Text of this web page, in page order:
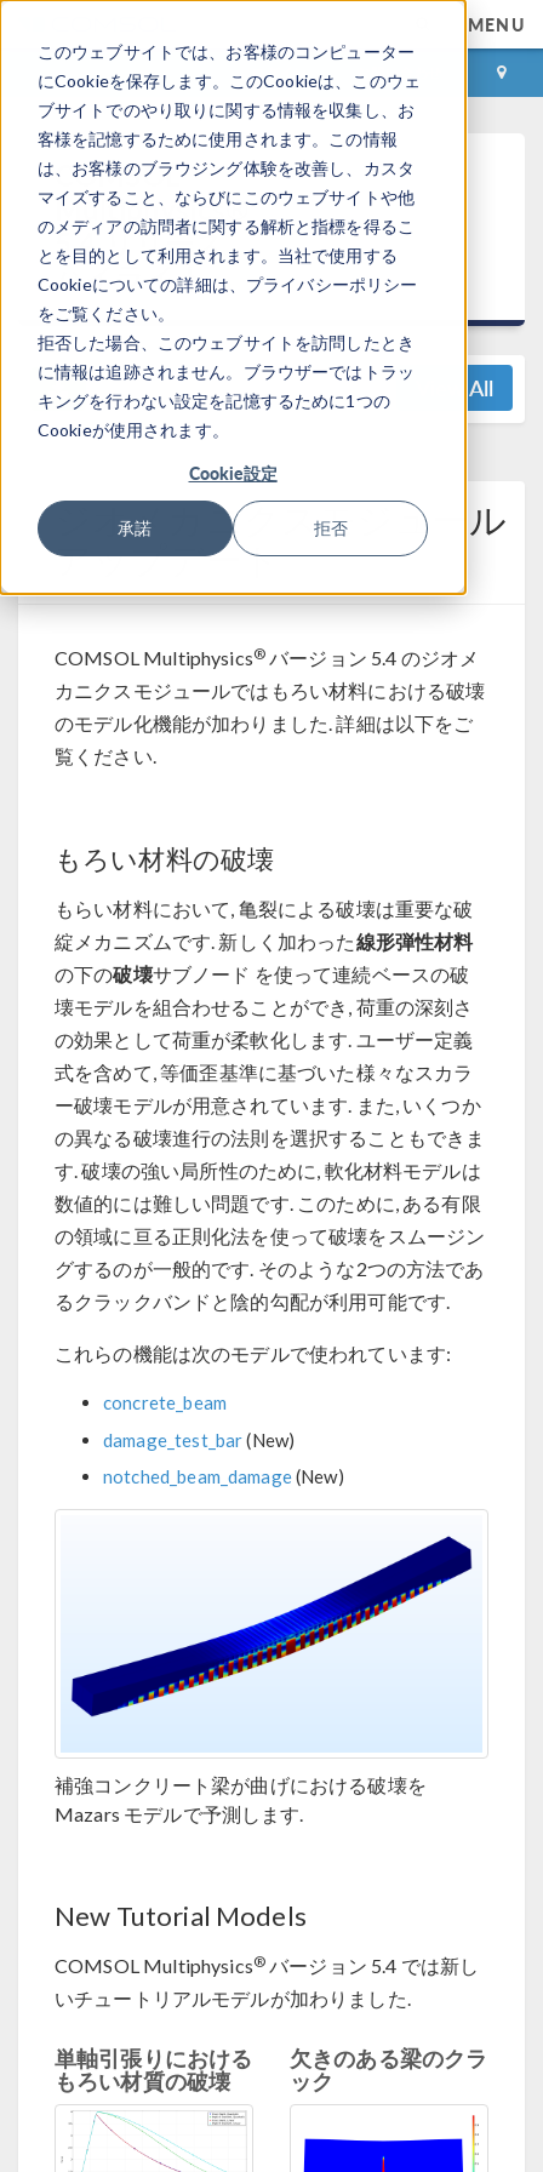
このウェブサイトでは、お客様のコンピューター
にCookieを保存します。このCookieは、このウェ
ブサイトでのやり取りに関する情報を収集し、お
客様を記憶するために使用されます。この情報
は、お客様のブラウジング体験を改善し、カスタ
マイズすること、ならびにこのウェブサイトや他
のメディアの訪問者に関する解析と指標を得るこ
とを目的として利用されます。当社で使用する
Cookieについての詳細は、プライバシーポリシー
をご覧ください。
拒否した場合、このウェブサイトを訪問したとき
に情報は追跡されません。ブラウザーではトラッ
キングを行わない設定を記憶するために1つの
Cookieが使用されます。
Cookie設定
承諾 拒否
MENU
ログイン お問い合わせ
COMSOL
Multiphysics®
5.4 リリース
ハイライト
View All
ジオメカニクスモジュール
アップデート
COMSOL Multiphysics® バージョン 5.4 のジオメ
カニクスモジュールではもろい材料における破壊
のモデル化機能が加わりました. 詳細は以下をご
覧ください.
もろい材料の破壊
もらい材料において, 亀裂による破壊は重要な破
綻メカニズムです. 新しく加わった線形弾性材料
の下の破壊サブノード を使って連続ベースの破
壊モデルを組合わせることができ, 荷重の深刻さ
の効果として荷重が柔軟化します. ユーザー定義
式を含めて, 等価歪基準に基づいた様々なスカラ
ー破壊モデルが用意されています. また, いくつか
の異なる破壊進行の法則を選択することもできま
す. 破壊の強い局所性のために, 軟化材料モデルは
数値的には難しい問題です. このために, ある有限
の領域に亘る正則化法を使って破壊をスムージン
グするのが一般的です. そのような2つの方法であ
るクラックバンドと陰的勾配が利用可能です.
これらの機能は次のモデルで使われています:
concrete_beam
damage_test_bar(New)
notched_beam_damage(New)
補強コンクリート梁が曲げにおける破壊を
Mazars モデルで予測します.
New Tutorial Models
COMSOL Multiphysics® バージョン 5.4 では新し
いチュートリアルモデルが加わりました.
単軸引張りにおける
もろい材質の破壊
欠きのある梁のクラ
ック